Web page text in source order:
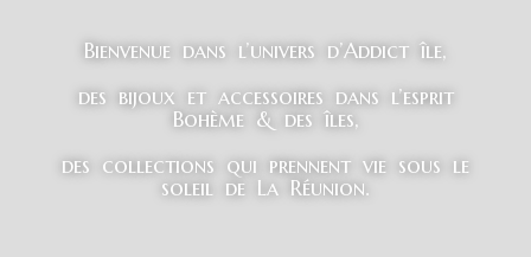
Bienvenue dans l’univers d’Addict île,
des bijoux et accessoires dans l’esprit
Bohème & des îles,
des collections qui prennent vie sous le
soleil de La Réunion.